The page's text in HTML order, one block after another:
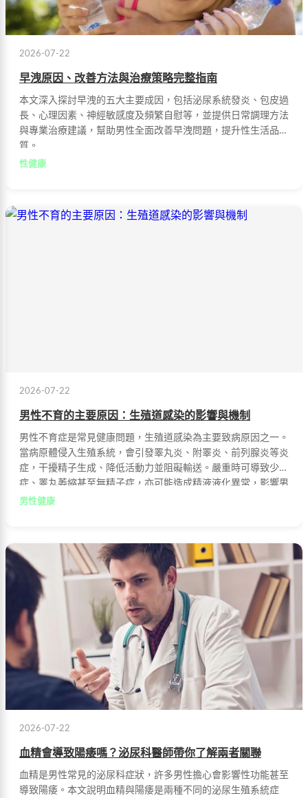
2026-07-22
早洩原因、改善方法與治療策略完整指南
本文深入探討早洩的五大主要成因，包括泌尿系統發炎、包皮過
長、心理因素、神經敏感度及頻繁自慰等，並提供日常調理方法
與專業治療建議，幫助男性全面改善早洩問題，提升性生活品
質。
性健康
2026-07-22
男性不育的主要原因：生殖道感染的影響與機制
男性不育症是常見健康問題，生殖道感染為主要致病原因之一。
當病原體侵入生殖系統，會引發睪丸炎、附睪炎、前列腺炎等炎
症，干擾精子生成、降低活動力並阻礙輸送。嚴重時可導致少精
症、睪丸萎縮甚至無精子症，亦可能造成精液液化異常，影響男
性生育能力。
男性健康
2026-07-22
血精會導致陽痿嗎？泌尿科醫師帶你了解兩者關聯
血精是男性常見的泌尿科症狀，許多男性擔心會影響性功能甚至
導致陽痿。本文說明血精與陽痿是兩種不同的泌尿生殖系統症